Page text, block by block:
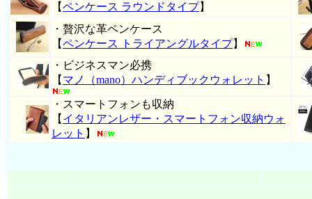
【ペンケース ラウンドタイプ】
・贅沢な革ペンケース
【ペンケース トライアングルタイプ】
・ビジネスマン必携
【 マノ（mano）ハンディブックウォレット 】
・スマートフォンも収納
【 イタリアンレザー・スマートフォン収納ウォ
レット 】